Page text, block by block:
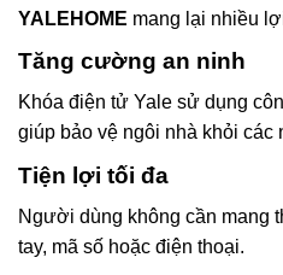
YALEHOME mang lại nhiều
Tăng cường an ninh
Khóa điện tử Yale sử dụng
giúp bảo vệ ngôi nhà khỏi các
Tiện lợi tối đa
Người dùng không cần mang
tay, mã số hoặc điện thoại.